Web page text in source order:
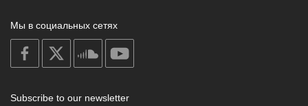
Мы в социальных сетях
on
facebook
soundcloud
Subscribe to our newsletter